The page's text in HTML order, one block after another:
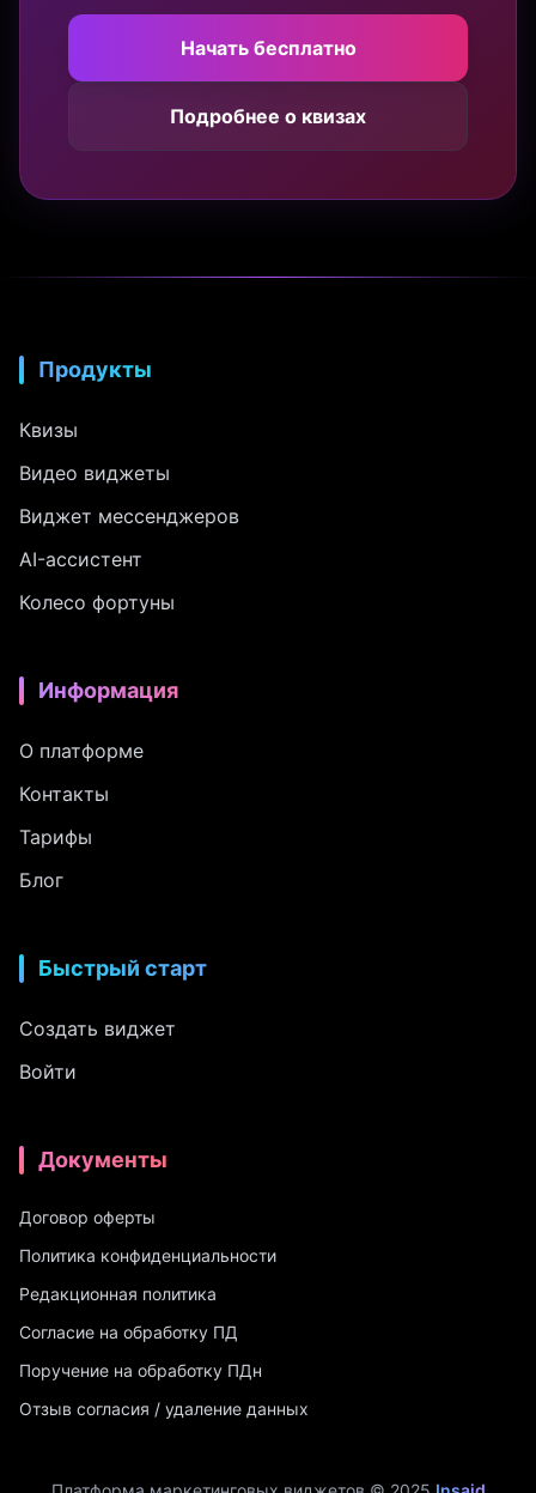
Начать бесплатно
Подробнее о квизах
Продукты
Квизы
Видео виджеты
Виджет мессенджеров
AI-ассистент
Колесо фортуны
Информация
О платформе
Контакты
Тарифы
Блог
Быстрый старт
Создать виджет
Войти
Документы
Договор оферты
Политика конфиденциальности
Редакционная политика
Согласие на обработку ПД
Поручение на обработку ПДн
Отзыв согласия / удаление данных